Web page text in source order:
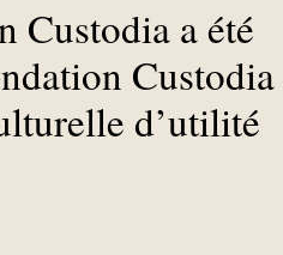
Custodia a été
d’utilité